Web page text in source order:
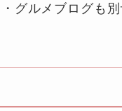
グルメブログも